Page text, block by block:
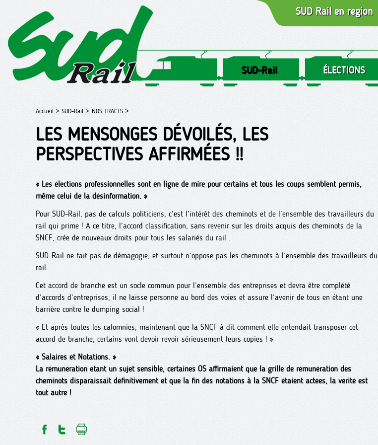
SUD Rail en région
SUD-Rail ÉLECTIONS
Accueil > SUD-Rail > NOS TRACTS >
LES MENSONGES DÉVOILÉS, LES
PERSPECTIVES AFFIRMÉES !!
« Les élections professionnelles sont en ligne de mire pour certains et tous les coups semblent permis,
même celui de la désinformation. »
Pour SUD-Rail, pas de calculs politiciens, c’est l’intérêt des cheminots et de l’ensemble des travailleurs du
rail qui prime ! A ce titre, l’accord classification, sans revenir sur les droits acquis des cheminots de la
SNCF, crée de nouveaux droits pour tous les salariés du rail .
SUD-Rail ne fait pas de démagogie, et surtout n’oppose pas les cheminots à l’ensemble des travailleurs du
rail.
Cet accord de branche est un socle commun pour l’ensemble des entreprises et devra être complété
d’accords d’entreprises, il ne laisse personne au bord des voies et assure l’avenir de tous en étant une
barrière contre le dumping social !
« Et après toutes les calomnies, maintenant que la SNCF à dit comment elle entendait transposer cet
accord de branche, certains vont devoir revoir sérieusement leurs copies ! »
« Salaires et Notations. »
La rémunération étant un sujet sensible, certaines OS affirmaient que la grille de rémunération des
cheminots disparaissait définitivement et que la fin des notations à la SNCF étaient actées, la vérité est
tout autre !